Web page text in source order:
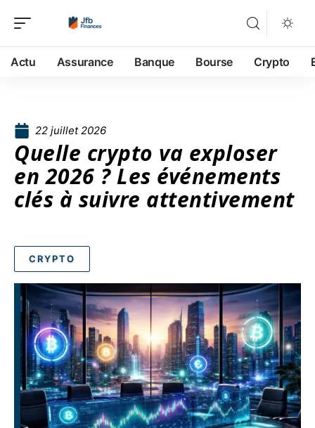
Actu Assurance Banque Bourse Crypto
22 juillet 2026
Quelle crypto va exploser
en 2026 ? Les événements
clés à suivre attentivement
CRYPTO